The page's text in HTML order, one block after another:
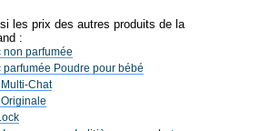
les prix des autres produits de la
:
non parfumée
parfumée Poudre pour bébé
Chat